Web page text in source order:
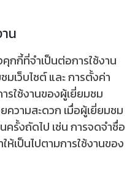
น
กกี้ที่จำเป็นต่อการใช้งาน
มเว็บไซต์ และ การตั้งค่า
รใช้งานของผู้เยี่ยมชม
ความสะดวก เมื่อผู้เยี่ยมชม
ครั้งถัดไป เช่น การจดจำชื่อ
ห้เป็นไปตามการใช้งานของ